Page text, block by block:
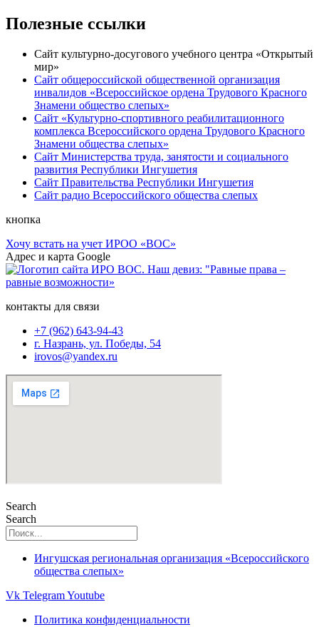
Полезные ссылки
Сайт культурно-досугового учебного центра «Открытый
мир»
Сайт общероссийской общественной организация
инвалидов «Всероссийское ордена Трудового Красного
Знамени общество слепых»
Сайт «Культурно-спортивного реабилитационного
комплекса Всероссийского ордена Трудового Красного
Знамени общества слепых»
Сайт Министерства труда, занятости и социального
развития Республики Ингушетия
Сайт Правительства Республики Ингушетия
Сайт радио Всероссийского общества слепых
кнопка
Хочу встать на учет ИРОО «ВОС»
Адрес и карта Google
контакты для связи
+7 (962) 643-94-43
г. Назрань, ул. Победы, 54
irovos@yandex.ru
Search
Search
Ингушская региональная организация «Всероссийского
общества слепых»
Vk TelegramYoutube
Политика конфиденциальности